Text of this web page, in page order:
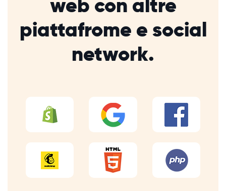
web con altre
piattafrome e social
network.